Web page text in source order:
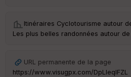
Itinéraires Cyclotourisme autour
Les plus belles randonnées autour
URL permanente de la page
https://www.visugpx.com/DpLleqIFZL